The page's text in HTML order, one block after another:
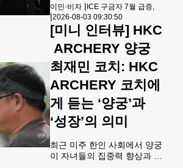
가속 도널드 트럼프 행정부의
불법체류 단속이 다시 급격히
확대되면서 지난 7월 연방 이
민세관단속국(ICE)이 구금한
이민자 수가 트럼프 2기 행정
부 출범 이후 월간 최고치를 기
록한 것으로 나타났다. CBS뉴
스가 입수한 국토안보부(DHS)
내부 자료에 따르면 ICE는 지
난 7월 한 달 동안 이민법 위반
혐의로 추방 절차 대상이 된 4
만6,000명 이상을 구금했다.
이들은 불법 입국이나 비자 체
류기간 초과 등의 혐의를 받고
있다. 이번
이민·비자 |ICE 구금자 7월 급증,
|2026-08-03 09:30:50
[미니 인터뷰] HKC
ARCHERY 양궁
최재민 코치: HKC
ARCHERY 코치에
게 듣는 ‘양궁’과
‘성장’의 의미
최근 미주 한인 사회에서 양궁
이 자녀들의 집중력 향상과 내